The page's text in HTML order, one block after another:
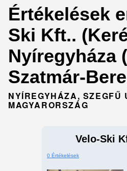
Értékelések
Ski Kft..
Nyíregyháza
Szatmár-
NYÍREGYHÁZA, SZEGFŰ
MAGYARORSZÁG
Velo-Ski
0 Értékelések